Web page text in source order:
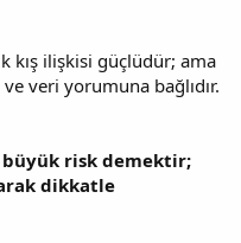
kış ilişkisi güçlüdür; ama
veri yorumuna bağlıdır.
risk demektir;
dikkatle